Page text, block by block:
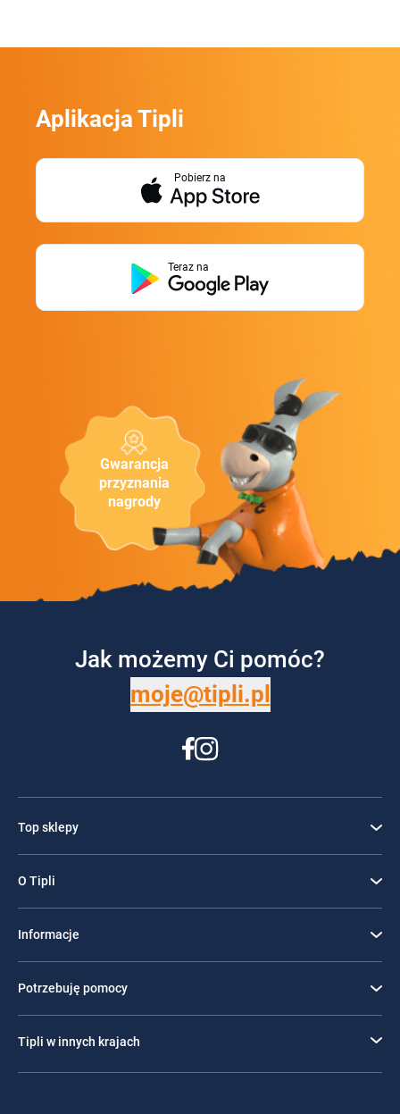
Gwarancja
przyznania
nagrody
Aplikacja Tipli
Pobierz na
Teraz na
Jak możemy Ci pomóc?
moje@tipli.pl
Top sklepy
O Tipli
Informacje
Potrzebuję pomocy
Tipli w innych krajach